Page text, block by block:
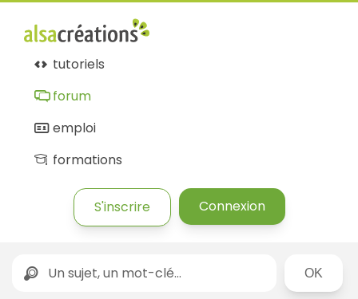
tutoriels
forum
emploi
formations
S'inscrire Connexion
Rechercher